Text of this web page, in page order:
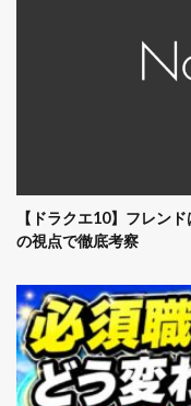
【ドラクエ10】フレン
の視点で徹底考察